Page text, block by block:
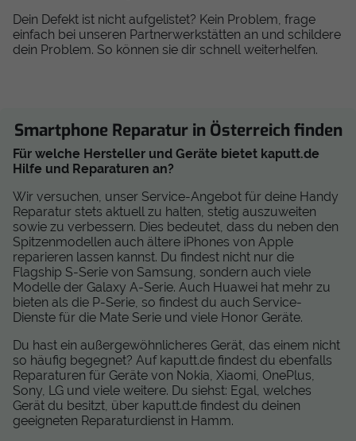
Dein Defekt ist nicht aufgelistet? Kein Problem, frage
einfach bei unseren Partnerwerkstätten an und schildere
dein Problem. So können sie dir schnell weiterhelfen.
Smartphone Reparatur in Österreich finden
Für welche Hersteller und Geräte bietet kaputt.de
Hilfe und Reparaturen an?
Wir versuchen, unser Service-Angebot für deine Handy
Reparatur stets aktuell zu halten, stetig auszuweiten
sowie zu verbessern. Dies bedeutet, dass du neben den
Spitzenmodellen auch ältere iPhones von Apple
reparieren lassen kannst. Du findest nicht nur die
Flagship S-Serie von Samsung, sondern auch viele
Modelle der Galaxy A-Serie. Auch Huawei hat mehr zu
bieten als die P-Serie, so findest du auch Service-
Dienste für die Mate Serie und viele Honor Geräte.
Du hast ein außergewöhnlicheres Gerät, das einem nicht
so häufig begegnet? Auf kaputt.de findest du ebenfalls
Reparaturen für Geräte von Nokia, Xiaomi, OnePlus,
Sony, LG und viele weitere. Du siehst: Egal, welches
Gerät du besitzt, über kaputt.de findest du deinen
geeigneten Reparaturdienst in Hamm.